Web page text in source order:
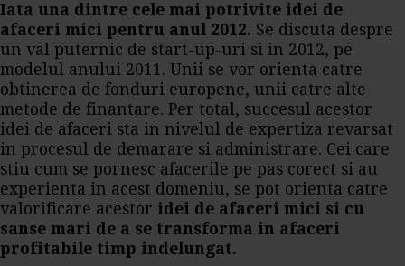
Iata una dintre cele mai potrivite idei de
afaceri mici pentru anul 2012. Se discuta despre
un val puternic de start-up-uri si in 2012, pe
modelul anului 2011. Unii se vor orienta catre
obtinerea de fonduri europene, unii catre alte
metode de finantare. Per total, succesul acestor
idei de afaceri sta in nivelul de expertiza revarsat
in procesul de demarare si administrare. Cei care
stiu cum se pornesc afacerile pe pas corect si au
experienta in acest domeniu, se pot orienta catre
valorificare acestor idei de afaceri mici si cu
sanse mari de a se transforma in afaceri
profitabile timp indelungat.